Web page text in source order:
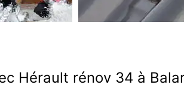
Hérault rénov 34 à